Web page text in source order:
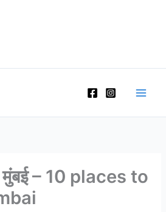
मुंबई – 10 places to